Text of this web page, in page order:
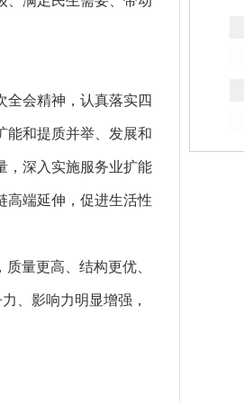
会精神，认真落实四
能和提质并举、发展和
，深入实施服务业扩能
高端延伸，促进生活性
量更高、结构更优、
、影响力明显增强，